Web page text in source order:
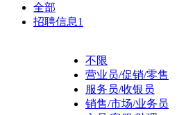
全部
招聘信息1
不限
营业员/促销/零售
服务员/收银员
销售/市场/业务员